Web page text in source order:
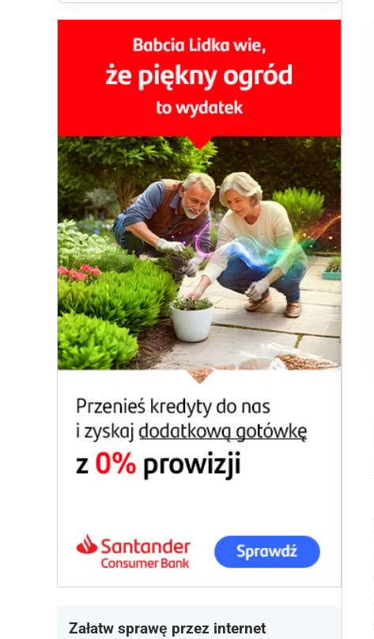
Załatw sprawę przez internet